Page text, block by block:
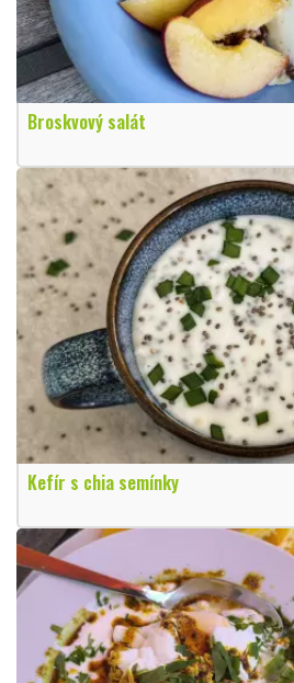
Broskvový salát
Kefír s chia semínky